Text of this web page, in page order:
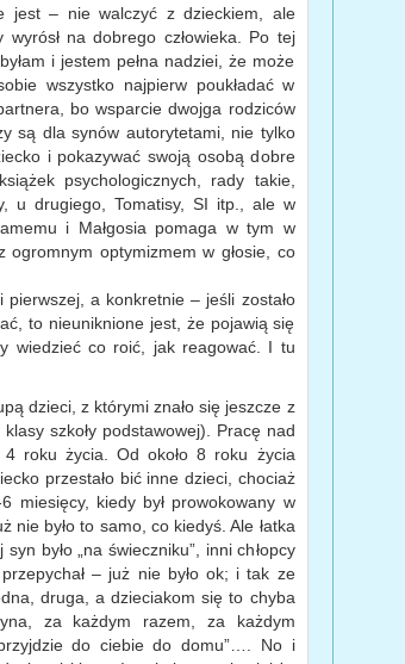
jest – nie walczyć z dzieckiem, ale
na dobrego człowieka. Po tej
i jestem pełna nadziei, że może
wszystko najpierw poukładać w
bo wsparcie dwojga rodziców
są dla synów autorytetami, nie tylko
i pokazywać swoją osobą dobre
psychologicznych, rady takie,
u drugiego, Tomatisy, SI itp., ale w
i Małgosia pomaga w tym w
ogromnym optymizmem w głosie, co
pierwszej, a konkretnie – jeśli zostało
to nieuniknione jest, że pojawią się
wiedzieć co roić, jak reagować. I tu
dzieci, z którymi znało się jeszcze z
szkoły podstawowej). Pracę nad
roku życia. Od około 8 roku życia
przestało bić inne dzieci, chociaż
miesięcy, kiedy był prowokowany w
nie było to samo, co kiedyś. Ale łatka
było „na świeczniku”, inni chłopcy
– już nie było ok; i tak ze
druga, a dzieciakom się to chyba
za każdym razem, za każdym
do ciebie do domu”…. No i